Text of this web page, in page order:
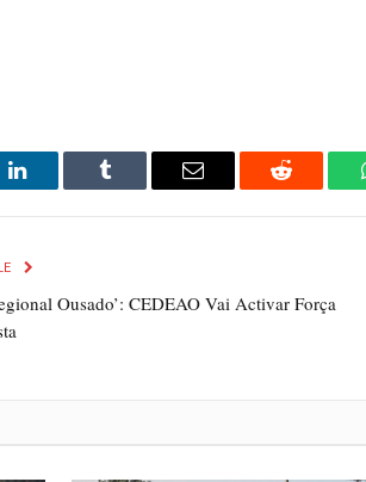
LinkedIn Tumblr Email Reddit
Ousado’: CEDEAO Vai Activar Força